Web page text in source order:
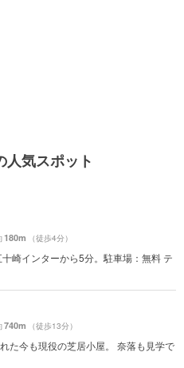
人気スポット
180m （徒歩4分）
崎インターから5分。駐車場：無料 テ
740m （徒歩13分）
た今も現役の芝居小屋。 奈落も見学で